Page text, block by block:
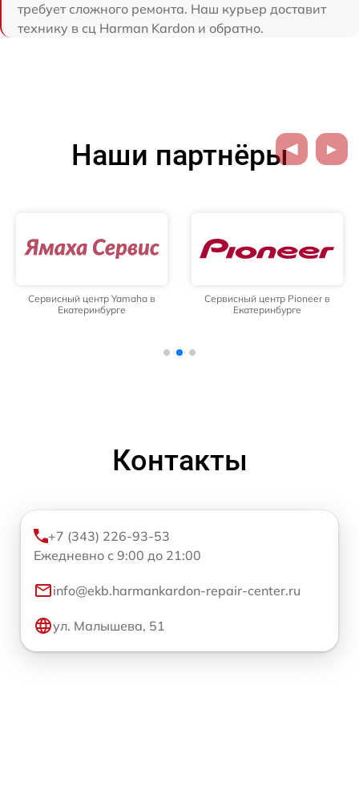
требует сложного ремонта. Наш курьер доставит
технику в сц Harman Kardon и обратно.
Наши партнёры
Сервисный центр Yamaha в
Екатеринбурге
Сервисный центр Pioneer в
Екатеринбурге
Контакты
+7 (343) 226-93-53
Ежедневно с 9:00 до 21:00
info@ekb.harmankardon-repair-center.ru
ул. Малышева, 51